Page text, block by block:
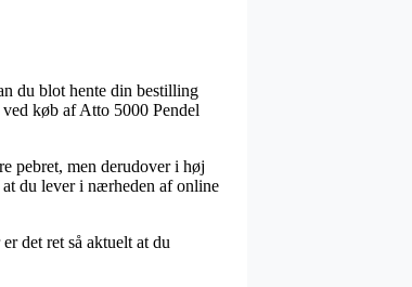
du blot hente din bestilling
køb af Atto 5000 Pendel
pebret, men derudover i høj
du lever i nærheden af online
det ret så aktuelt at du